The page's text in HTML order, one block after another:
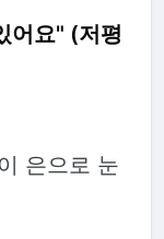
어요" (저평
은으로 눈